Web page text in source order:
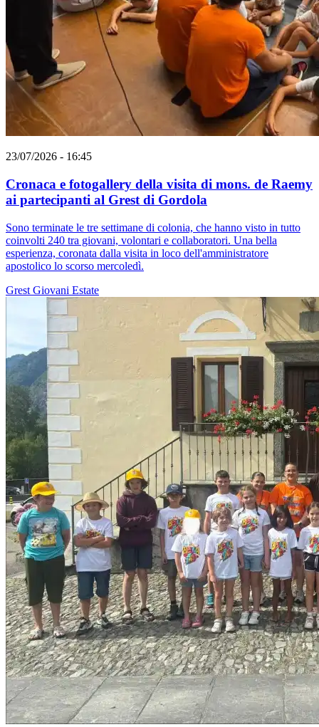
23/07/2026 - 16:45
Cronaca e fotogallery della visita di mons. de Raemy
ai partecipanti al Grest di Gordola
Sono terminate le tre settimane di colonia, che hanno visto in tutto
coinvolti 240 tra giovani, volontari e collaboratori. Una bella
esperienza, coronata dalla visita in loco dell'amministratore
apostolico lo scorso mercoledì.
Grest Giovani Estate